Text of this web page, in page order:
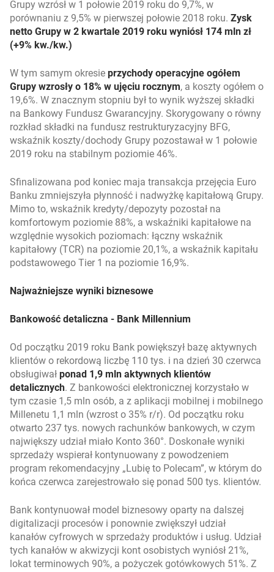
Grupy wzrósł w 1 połowie 2019 roku do 9,7%, w
porównaniu z 9,5% w pierwszej połowie 2018 roku. Zysk
netto Grupy w 2 kwartale 2019 roku wyniósł 174 mln zł
(+9% kw./kw.)
W tym samym okresie przychody operacyjne ogółem
Grupy wzrosły o 18% w ujęciu rocznym, a koszty ogółem o
19,6%. W znacznym stopniu był to wynik wyższej składki
na Bankowy Fundusz Gwarancyjny. Skorygowany o równy
rozkład składki na fundusz restrukturyzacyjny BFG,
wskaźnik koszty/dochody Grupy pozostawał w 1 połowie
2019 roku na stabilnym poziomie 46%.
Sfinalizowana pod koniec maja transakcja przejęcia Euro
Banku zmniejszyła płynność i nadwyżkę kapitałową Grupy.
Mimo to, wskaźnik kredyty/depozyty pozostał na
komfortowym poziomie 88%, a wskaźniki kapitałowe na
względnie wysokich poziomach: łączny wskaźnik
kapitałowy (TCR) na poziomie 20,1%, a wskaźnik kapitału
podstawowego Tier 1 na poziomie 16,9%.
Najważniejsze wyniki biznesowe
Bankowość detaliczna - Bank Millennium
Od początku 2019 roku Bank powiększył bazę aktywnych
klientów o rekordową liczbę 110 tys. i na dzień 30 czerwca
obsługiwał ponad 1,9 mln aktywnych klientów
detalicznych. Z bankowości elektronicznej korzystało w
tym czasie 1,5 mln osób, a z aplikacji mobilnej i mobilnego
Millenetu 1,1 mln (wzrost o 35% r/r). Od początku roku
otwarto 237 tys. nowych rachunków bankowych, w czym
największy udział miało Konto 360°. Doskonałe wyniki
sprzedaży wspierał kontynuowany z powodzeniem
program rekomendacyjny „Lubię to Polecam”, w którym do
końca czerwca zarejestrowało się ponad 500 tys. klientów.
Bank kontynuował model biznesowy oparty na dalszej
digitalizacji procesów i ponownie zwiększył udział
kanałów cyfrowych w sprzedaży produktów i usług. Udział
tych kanałów w akwizycji kont osobistych wyniósł 21%,
lokat terminowych 90%, a pożyczek gotówkowych 51%. Z